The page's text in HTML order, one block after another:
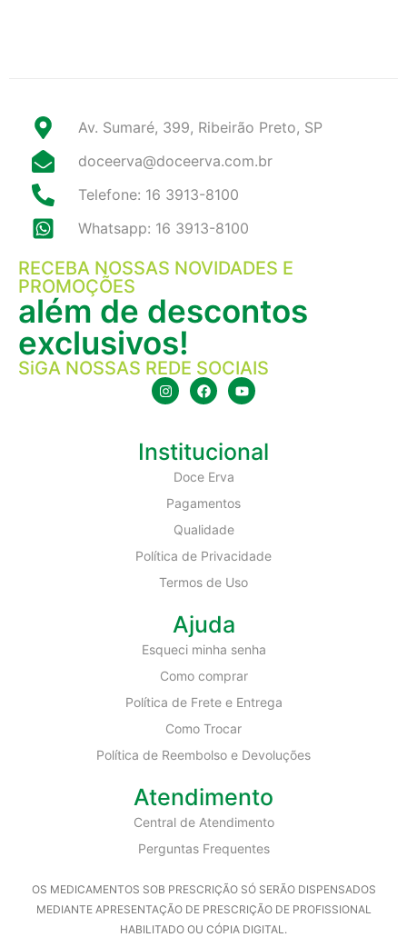
Av. Sumaré, 399, Ribeirão Preto, SP
doceerva@doceerva.com.br
Telefone: 16 3913-8100
Whatsapp: 16 3913-8100
RECEBA NOSSAS NOVIDADES E
PROMOÇÕES
além de descontos
exclusivos!
SiGA NOSSAS REDE SOCIAIS
Institucional
Doce Erva
Pagamentos
Qualidade
Política de Privacidade
Termos de Uso
Ajuda
Esqueci minha senha
Como comprar
Política de Frete e Entrega
Como Trocar
Política de Reembolso e Devoluções
Atendimento
Central de Atendimento
Perguntas Frequentes
OS MEDICAMENTOS SOB PRESCRIÇÃO SÓ SERÃO DISPENSADOS
MEDIANTE APRESENTAÇÃO DE PRESCRIÇÃO DE PROFISSIONAL
HABILITADO OU CÓPIA DIGITAL.